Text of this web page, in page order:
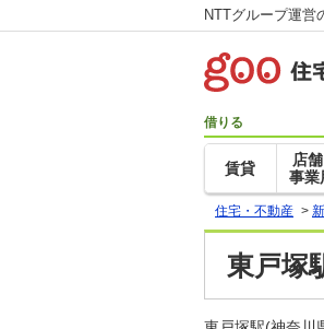
NTTグループ運営
借りる
賃貸
店舗
事業
住宅・不動産 >
東戸塚